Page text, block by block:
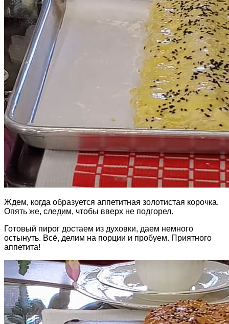
Ждем, когда образуется аппетитная золотистая корочка.
Опять же, следим, чтобы вверх не подгорел.
Готовый пирог достаем из духовки, даем немного
остынуть. Всё, делим на порции и пробуем. Приятного
аппетита!